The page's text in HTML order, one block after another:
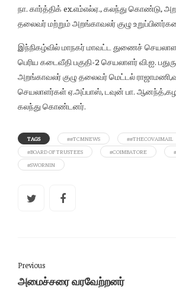
நா. கார்த்திக் ex.எம்எல்ஏ., கலந்து கொண்டு,
தலைவர் மற்றும் அறங்காவலர் குழு
இந்நிகழ்வில் மாநகர் மாவட்ட துணைச்
பெரிய கடைவீதி பகுதி-2 செயலாளர் வி.ஐ.
அறங்காவலர் குழு தலைவர் மெட்டல்
செயலாளர்கள் ஏ.அப்பாஸ், டவுன் பா.
கலந்து கொண்டனர்.
TAGS ##TCMNEWS
##THECOVAIMAIL
#BOARD OF TRUSTEES
#COIMBATORE
#SWORNIN
Previous
அமைச்சரை வரவேற்றனர்